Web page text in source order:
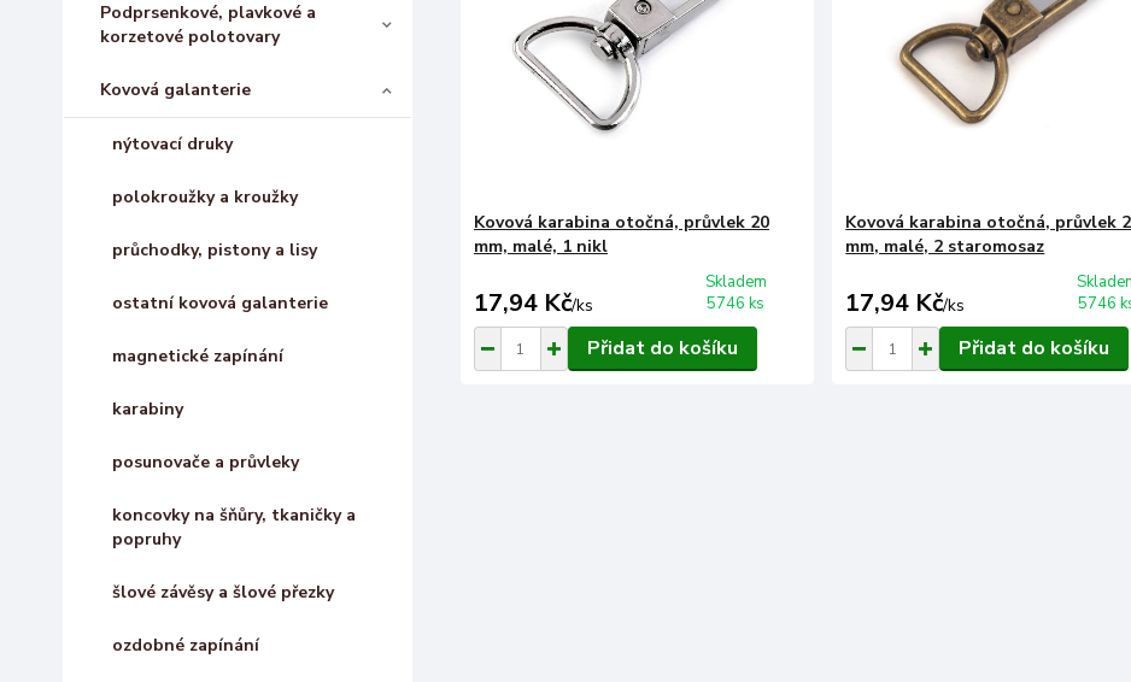
Podprsenkové, plavkové a
korzetové polotovary
Kovová galanterie
nýtovací druky
polokroužky a kroužky
průchodky, pistony a lisy
ostatní kovová galanterie
magnetické zapínání
karabiny
posunovače a průvleky
koncovky na šňůry, tkaničky a
popruhy
šlové závěsy a šlové přezky
ozdobné zapínání
Kovová karabina otočná, průvlek 20
mm, malé, 1 nikl
17,94 Kč/ks
Skladem
5746 ks
Přidat do košíku
Kovová karabina otočná, průvlek
mm, malé, 2 staromosaz
17,94 Kč/ks
5746
Přidat do košíku